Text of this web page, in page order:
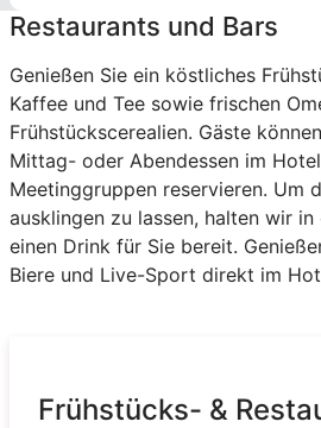
Restaurants und Bars
Genießen Sie ein köstliches
Kaffee und Tee sowie frischen
Frühstückscerealien. Gäste
Mittag- oder Abendessen im
Meetinggruppen reservieren. Um
ausklingen zu lassen, halten wir
einen Drink für Sie bereit.
Biere und Live-Sport direkt im
Frühstücks- &